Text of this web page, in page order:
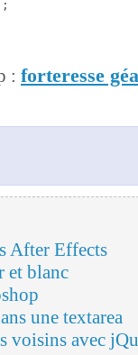
: forteresse
After Effects
et blanc
une textarea
voisins avec